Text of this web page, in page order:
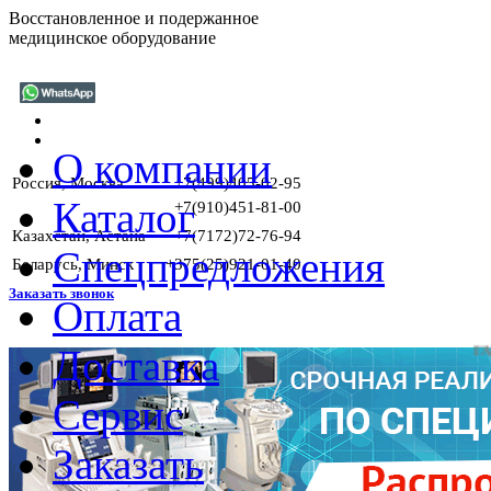
Восстановленное и подержанное
медицинское оборудование
Россия, Москва
+7(499)405-02-95
+7(910)451-81-00
Казахстан, Астана
+7(7172)72-76-94
Беларусь, Минск
+375(25)921-01-40
Заказать звонок
О компании
Каталог
Спецпредложения
Оплата
Доставка
Сервис
Заказать